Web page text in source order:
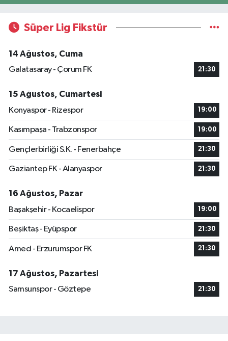
Süper Lig Fikstür
14 Ağustos, Cuma
Galatasaray - Çorum FK
21:30
15 Ağustos, Cumartesi
Konyaspor - Rizespor
19:00
Kasımpaşa - Trabzonspor 19:00
Gençlerbirliği S.K. - Fenerbahçe 21:30
Gaziantep FK - Alanyaspor 21:30
16 Ağustos, Pazar
Başakşehir - Kocaelispor
19:00
Beşiktaş - Eyüpspor 21:30
Amed - Erzurumspor FK 21:30
17 Ağustos, Pazartesi
Samsunspor - Göztepe
21:30